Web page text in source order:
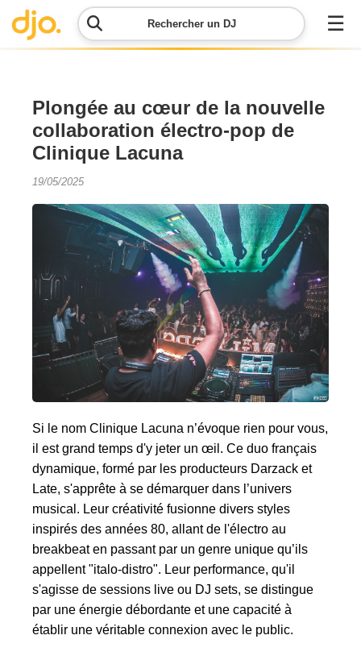
Rechercher un DJ ☰
Menu
Contacter
DJO
ma
demande
Simulateur
de prix
Plongée au cœur de la nouvelle
collaboration électro-pop de
Clinique Lacuna
19/05/2025
Si le nom Clinique Lacuna n’évoque rien pour vous,
il est grand temps d'y jeter un œil. Ce duo français
dynamique, formé par les producteurs Darzack et
Late, s'apprête à se démarquer dans l’univers
musical. Leur créativité fusionne divers styles
inspirés des années 80, allant de l'électro au
breakbeat en passant par un genre unique qu’ils
appellent "italo-distro". Leur performance, qu'il
s'agisse de sessions live ou DJ sets, se distingue
par une énergie débordante et une capacité à
établir une véritable connexion avec le public.